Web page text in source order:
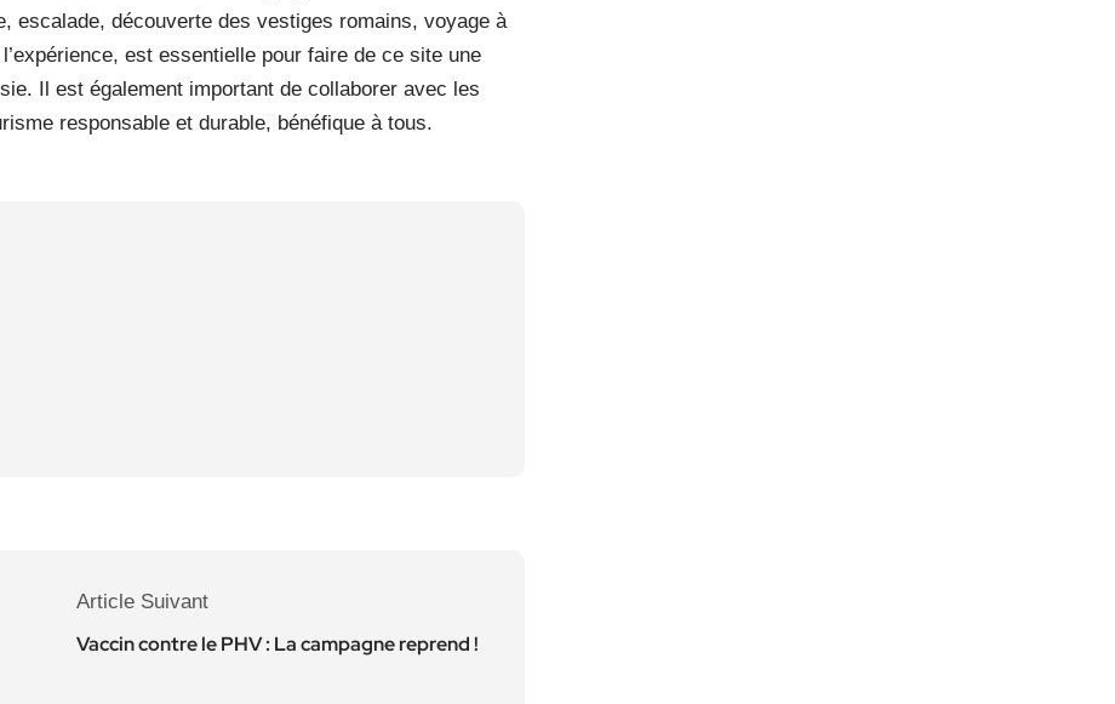
escalade, découverte des vestiges romains, voyage à
est essentielle pour faire de ce site une
Il est également important de collaborer avec les
responsable et durable, bénéfique à tous.
Article Suivant
Vaccin contre le PHV : La campagne reprend !